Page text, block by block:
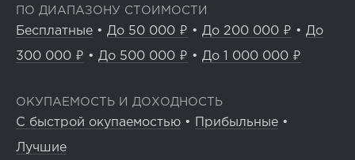
ПО ДИАПАЗОНУ СТОИМОСТИ
Бесплатные • До 50 000 ₽ • До 200 000 ₽ • До
300 000 ₽ • До 500 000 ₽ • До 1 000 000 ₽
ОКУПАЕМОСТЬ И ДОХОДНОСТЬ
С быстрой окупаемостью • Прибыльные •
Лучшие